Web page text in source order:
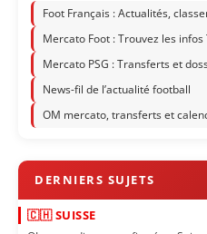
Foot Français : Actualités,
Mercato Foot : Trouvez les
Mercato PSG : Transferts et
News-fil de l’actualité football
OM mercato, transferts et
🇨🇭 SUISSE